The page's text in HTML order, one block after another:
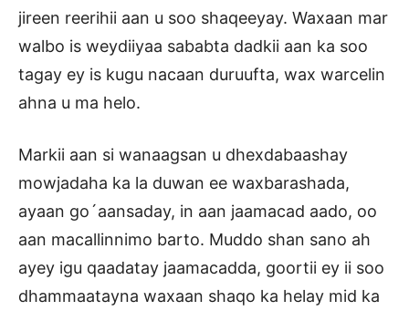
jireen reerihii aan u soo shaqeeyay. Waxaan mar
walbo is weydiiyaa sababta dadkii aan ka soo
tagay ey is kugu nacaan duruufta, wax warcelin
ahna u ma helo.
Markii aan si wanaagsan u dhexdabaashay
mowjadaha ka la duwan ee waxbarashada,
ayaan go´aansaday, in aan jaamacad aado, oo
aan macallinnimo barto. Muddo shan sano ah
ayey igu qaadatay jaamacadda, goortii ey ii soo
dhammaatayna waxaan shaqo ka helay mid ka